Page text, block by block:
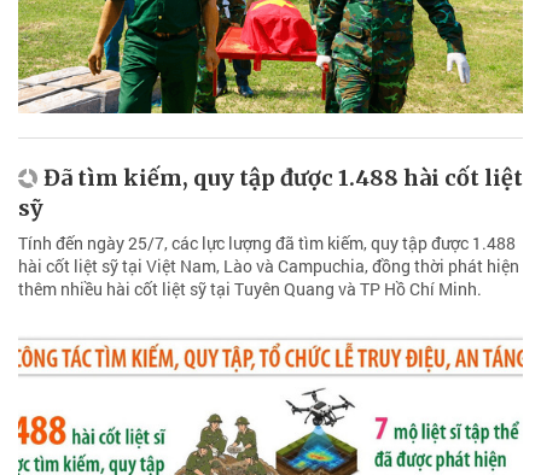
Đã tìm kiếm, quy tập được 1.488 hài cốt liệt
sỹ
Tính đến ngày 25/7, các lực lượng đã tìm kiếm, quy tập được 1.488
hài cốt liệt sỹ tại Việt Nam, Lào và Campuchia, đồng thời phát hiện
thêm nhiều hài cốt liệt sỹ tại Tuyên Quang và TP Hồ Chí Minh.